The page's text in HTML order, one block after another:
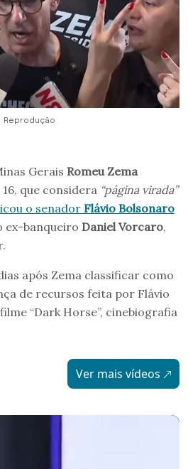
Reprodução
Gerais Romeu Zema
que considera “página virada”
o senador Flávio Bolsonaro
ex-banqueiro Daniel Vorcaro,
após Zema classificar como
de recursos feita por Flávio
“Dark Horse”, cinebiografia
Ver mais vídeos